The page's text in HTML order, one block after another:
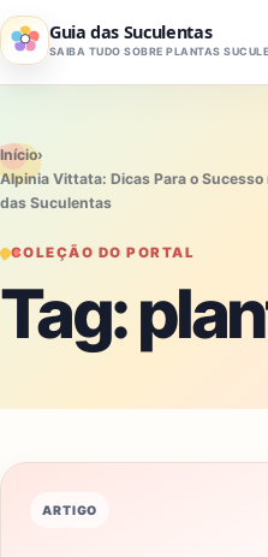
Pular para o conteúdo
Guia das Suculentas
Início›
Alpinia Vittata: Dicas Para o Sucesso
das Suculentas
COLEÇÃO DO PORTAL
Tag:
ARTIGO